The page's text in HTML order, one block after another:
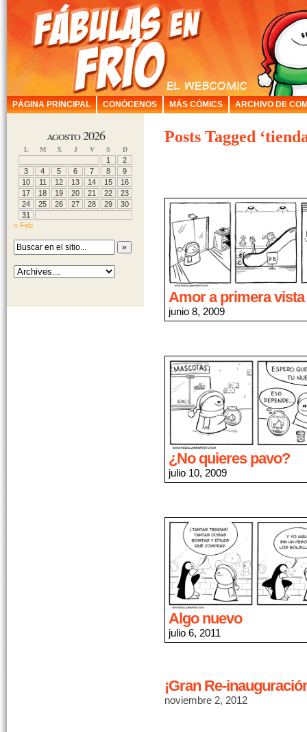
PÁGINA PRINCIPAL CONÓCENOS MÁS CÓMICS ARCHIVO DE
agosto 2026
L M X J V S D
1
2
3
4 5 6 7 8
9
10
11 12 13 14 15
16
17
18 19 20 21 22
23
24
25 26 27 28 29
30
31
« Feb
Posts Tagged
Amor a primera vista
junio 8, 2009
¿No quieres pavo?
julio 10, 2009
Algo nuevo
julio 6, 2011
¡Gran Re-
noviembre 2, 2012